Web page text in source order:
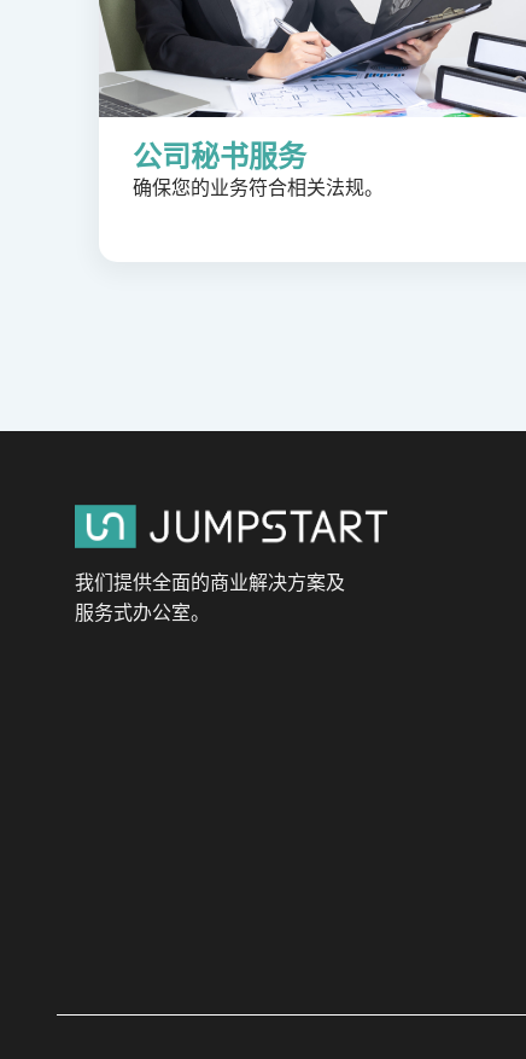
公司秘书服务
确保您的业务符合相关法规。
我们提供全面的商业解决方案及
服务式办公室。